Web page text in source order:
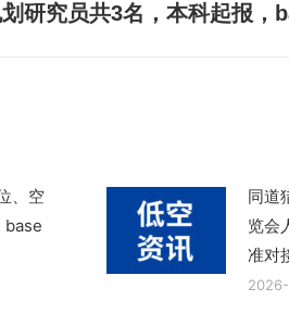
研究员共3名，本科起报，
、空
base
同道
览会
准对